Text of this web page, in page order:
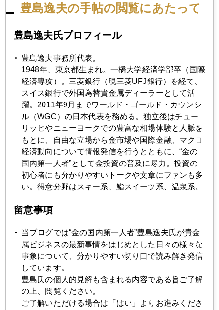
しかも円安傾向ですから。
ンセミナーが多い。９月２８日には日経ＣＮＢＣ主催セミナ
の話」をする企画が来てます。好奇心をくすぐられますね
(笑)。かと思えば、若い夫婦対象のセミナーとか、ＦＰの勉強
会とか、お役所の職員むけ講演とか、いや実に様々なセミナ
ーが企画されています。
総合取引所設立とともに、マーケットの裾野も確実に広がっ
てゆくことを実感しています。
2014年
2月 4月 5月 6月
2014年09月30日
独立４年目に。ツイッタ―フォロワーは９０００人突破。
2014年09月29日
歴史的ドル高の予感
豊島逸夫の手帖の閲覧にあたって
豊島逸夫氏プロフィール
豊島逸夫事務所代表。
1948年、東京都生まれ。一橋大学経済学部卒（国際
経済専攻）。三菱銀行（現三菱UFJ銀行）を経て、
スイス銀行で外国為替貴金属ディーラーとして活
躍。2011年9月までワールド・ゴールド・カウンシ
ル（WGC）の日本代表を務める。独立後はチュー
リッヒやニューヨークでの豊富な相場体験と人脈を
もとに、自由な立場から金市場や国際金融、マクロ
経済動向について情報発信を行うとともに、“金の
国内第一人者”として金投資の普及に尽力。投資の
初心者にも分かりやすいトークや文章にファンも多
い。得意分野はスキー系、鮨スイーツ系、温泉系。
留意事項
当ブログでは“金の国内第一人者”豊島逸夫氏が貴金
属ビジネスの最新事情をはじめとした日々の様々な
事象について、分かりやすい切り口で読み解き発信
しています。
豊島氏の個人的見解も含まれる内容である旨ご了解
の上、閲覧ください。
ご了解いただける場合は「はい」よりお進みくださ